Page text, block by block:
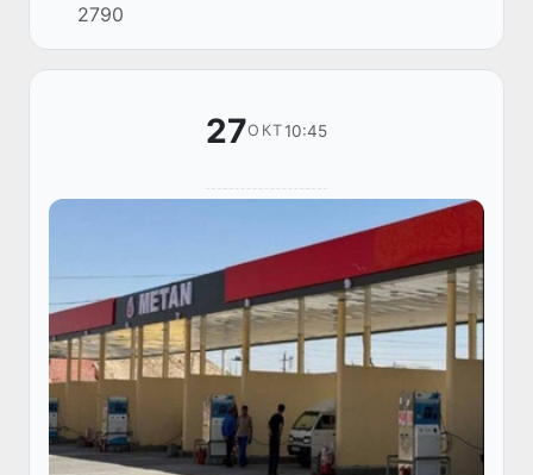
ограничения на работу метановых заправок
по всей республике в соответ...
2790
27ОКТ10:45